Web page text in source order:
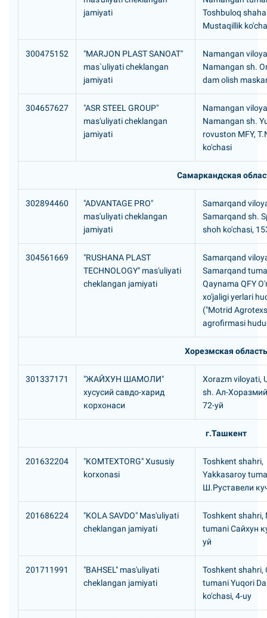
jamiyati
Toshbuloq
Mustaqillik
300475152
"MARJON PLAST SANOAT"
mas`uliyati cheklangan
jamiyati
Namangan
Namangan sh.
dam olish
304657627
"ASR STEEL GROUP"
mas'uliyati cheklangan
jamiyati
Namangan
Namangan sh.
rovuston MFY,
ko'chasi
Самаркандская
302894460
"ADVANTAGE PRO"
mas'uliyati cheklangan
jamiyati
Samarqand
Samarqand sh.
shoh ko'chasi,
304561669
"RUSHANA PLAST
TECHNOLOGY" mas'uliyati
cheklangan jamiyati
Samarqand
Samarqand
Qaynama QFY
xo'jaligi yerlari
("Motrid
agrofirmasi
Хорезмская область
301337171
"ЖАЙХУH ШАМОЛИ"
хусусий савдо-харид
корхонаси
Xorazm viloyati,
sh. Ал-
72-уй
г.Ташкент
201632204
"KOMTEXTORG" Xususiy
korxonasi
Toshkent shahri,
Yakkasaroy
Ш.Руставели
201686224
"KOLA SAVDO" Mas'uliyati
cheklangan jamiyati
Toshkent shahri,
tumani Сайхун
уй
201711991
"BAHSEL" mas'uliyati
cheklangan jamiyati
Toshkent shahri,
tumani Yuqori
ko'chasi, 4-uy